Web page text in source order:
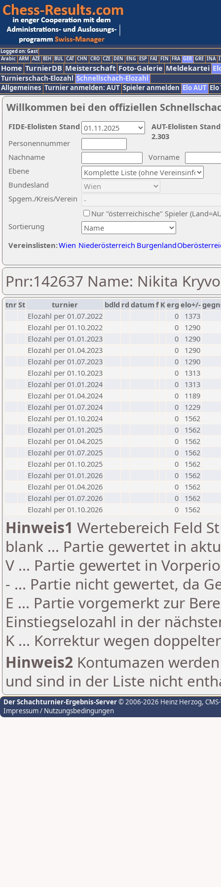
Logged on: Gast
Arabic ARM AZE BIH BUL CAT CHN CRO CZE DEN ENG ESP FAI FIN FRA GER GRE INA
Home TurnierDB Meisterschaft Foto-Galerie Meldekartei
Turnierschach-Elozahl Schnellschach-Elozahl
Allgemeines Turnier anmelden: AUT Spieler anmelden Elo AUT
Willkommen bei den offiziellen
Nachname
Vorname
Ebene
Sortierung
Personennummer
Bundesland
Spgem./Kreis/Verein
Nur "österreichische" Spieler
Vereinslisten:Wien Niederösterreich Burgenland
AUT-Elolisten
2.303
FIDE-Elolisten Stand
Pnr:142637 Name: Nikita
tnrSt turnier bdld rd datumf Kerg elo+/-
Elozahl per 01.07.2022
0
1373
Elozahl per 01.10.2022
0
1290
Elozahl per 01.01.2023
0
1290
Elozahl per 01.04.2023
0
1290
Elozahl per 01.07.2023
0
1290
Elozahl per 01.10.2023
0
1313
Elozahl per 01.01.2024
0
1313
Elozahl per 01.04.2024
0
1189
Elozahl per 01.07.2024
0
1229
Elozahl per 01.10.2024
0
1562
Elozahl per 01.01.2025
0
1562
Elozahl per 01.04.2025
0
1562
Elozahl per 01.07.2025
0
1562
Elozahl per 01.10.2025
0
1562
Elozahl per 01.01.2026
0
1562
Elozahl per 01.04.2026
0
1562
Elozahl per 01.07.2026
0
1562
Elozahl per 01.10.2026
0 1562
Hinweis1 Wertebereich Feld
blank ... Partie gewertet in
V ... Partie gewertet in
- ... Partie nicht gewertet, da
E ... Partie vorgemerkt zur
Einstiegselozahl in der
K ... Korrektur wegen
Hinweis2 Kontumazen
und sind in der Liste nicht
Der Schachturnier-Ergebnis-Server© 2006-2026 Heinz Herzog,
Impressum / Nutzungsbedingungen